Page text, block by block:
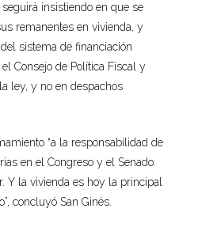
insistiendo en que se
remanentes en vivienda, y
sistema de financiación
Consejo de Política Fiscal y
ley, y no en despachos
“a la responsabilidad de
en el Congreso y el Senado.
Y la vivienda es hoy la principal
concluyó San Ginés.